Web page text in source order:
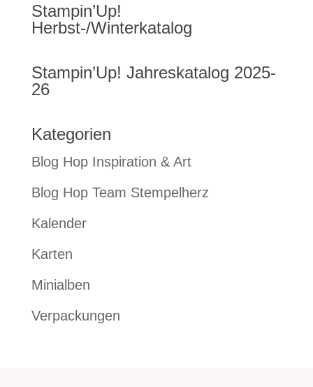
Stampin’Up!
Herbst-/Winterkatalog
Stampin’Up! Jahreskatalog 2025-
26
Kategorien
Blog Hop Inspiration & Art
Blog Hop Team Stempelherz
Kalender
Karten
Minialben
Verpackungen